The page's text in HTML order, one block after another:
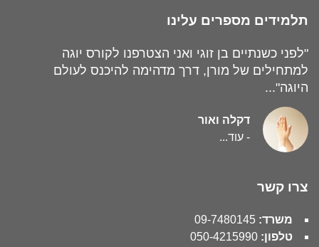
תלמידים מספרים עלינו
"לפני כשנתיים בן זוגי ואני הצטרפנו לקורס יוגה
למתחילים של מורן, דרך מדהימה להיכנס לעולם
היוגה"...
דקלה ואור
- עוד...
צרו קשר
משרד: 09-7480145
טלפון: 050-4215990